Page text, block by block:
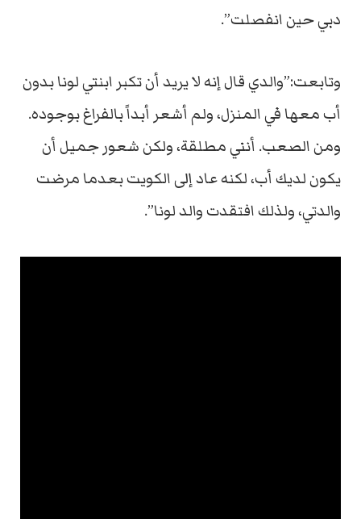
دبي حين انفصلت”.
وتابعت:”والدي قال إنه لا يريد أن تكبر ابنتي لونا بدون
أب معها في المنزل، ولم أشعر أبداً بالفراغ بوجوده.
ومن الصعب. أنني مطلقة، ولكن شعور جميل أن
يكون لديك أب، لكنه عاد إلى الكويت بعدما مرضت
والدتي، ولذلك افتقدت والد لونا”.